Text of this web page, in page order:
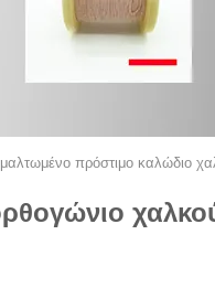
πρόστιμο καλώδιο